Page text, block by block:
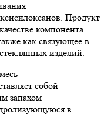
Продукт
компонента
как связующее в
изделий.
собой
запахом
в